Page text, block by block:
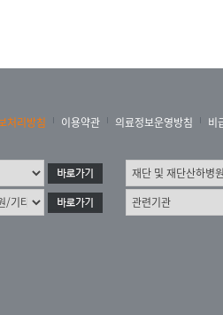
처리방침 이용약관 의료정보운영방침 비